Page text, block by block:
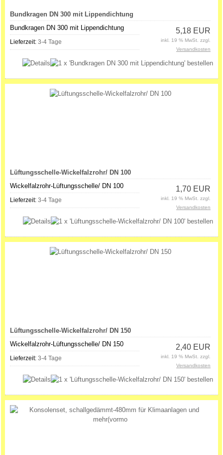
Bundkragen DN 300 mit Lippendichtung
Bundkragen DN 300 mit Lippendichtung
Lieferzeit: 3-4 Tage
5,18 EUR
inkl. 19 % MwSt. zzgl.
Versandkosten
Lüftungsschelle-Wickelfalzrohr/ DN 100
Wickelfalzrohr-Lüftungsschelle/ DN 100
Lieferzeit: 3-4 Tage
1,70 EUR
inkl. 19 % MwSt. zzgl.
Versandkosten
Lüftungsschelle-Wickelfalzrohr/ DN 150
Wickelfalzrohr-Lüftungsschelle/ DN 150
Lieferzeit: 3-4 Tage
2,40 EUR
inkl. 19 % MwSt. zzgl.
Versandkosten